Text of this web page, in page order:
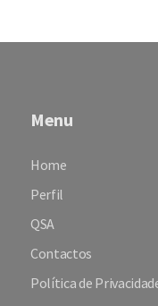
Menu
Home
Perfil
QSA
Contactos
Política de